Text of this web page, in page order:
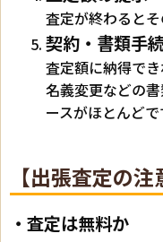
査定が終わるとそ
契約・書類手
査定額に納得でき
名義変更などの
ースがほとんどで
【出張査定の注
・査定は無料か